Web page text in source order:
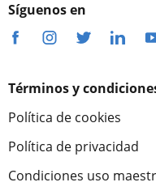
Síguenos en
Términos y
Política de cookies
Política de privacidad
Condiciones uso